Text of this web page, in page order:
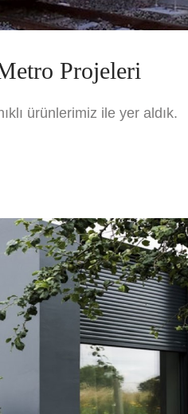
Projeleri
ürünlerimiz ile yer aldık.